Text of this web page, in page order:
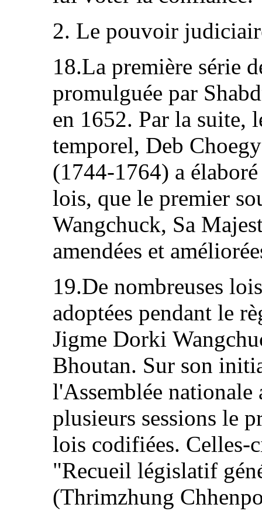
2. Le pouvoir
18.La première série
promulguée par
en 1652. Par la suite,
temporel, Deb
(1744‑1764) a
lois, que le premier
Wangchuck, Sa
amendées et
19.De nombreuses
adoptées pendant le
Jigme Dorki
Bhoutan. Sur son
l'Assemblée nationale
plusieurs sessions le
lois codifiées.
"Recueil législatif
(Thrimzhung